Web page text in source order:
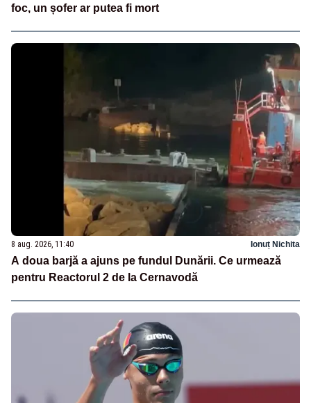
foc, un șofer ar putea fi mort
8 aug. 2026, 11:40 Ionuț Nichita
A doua barjă a ajuns pe fundul Dunării. Ce urmează
pentru Reactorul 2 de la Cernavodă